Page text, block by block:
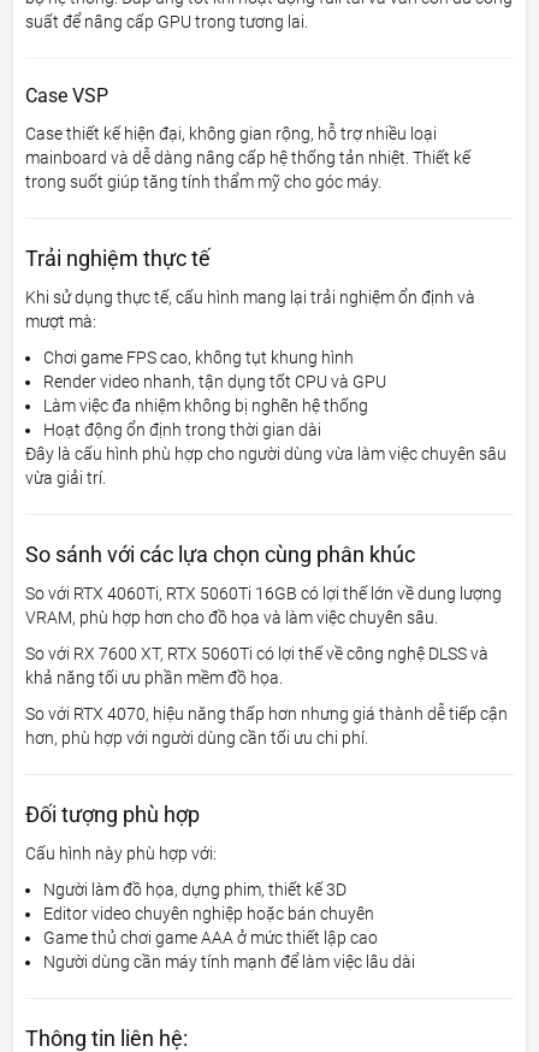
suất để nâng cấp GPU trong tương lai.
Case VSP
Case thiết kế hiện đại, không gian rộng, hỗ trợ nhiều loại
mainboard và dễ dàng nâng cấp hệ thống tản nhiệt. Thiết kế
trong suốt giúp tăng tính thẩm mỹ cho góc máy.
Trải nghiệm thực tế
Khi sử dụng thực tế, cấu hình mang lại trải nghiệm ổn định và
mượt mà:
Chơi game FPS cao, không tụt khung hình
Render video nhanh, tận dụng tốt CPU và GPU
Làm việc đa nhiệm không bị nghẽn hệ thống
Hoạt động ổn định trong thời gian dài
Đây là cấu hình phù hợp cho người dùng vừa làm việc chuyên sâu
vừa giải trí.
So sánh với các lựa chọn cùng phân khúc
So với RTX 4060Ti, RTX 5060Ti 16GB có lợi thế lớn về dung lượng
VRAM, phù hợp hơn cho đồ họa và làm việc chuyên sâu.
So với RX 7600 XT, RTX 5060Ti có lợi thế về công nghệ DLSS và
khả năng tối ưu phần mềm đồ họa.
So với RTX 4070, hiệu năng thấp hơn nhưng giá thành dễ tiếp cận
hơn, phù hợp với người dùng cần tối ưu chi phí.
Đối tượng phù hợp
Cấu hình này phù hợp với:
Người làm đồ họa, dựng phim, thiết kế 3D
Editor video chuyên nghiệp hoặc bán chuyên
Game thủ chơi game AAA ở mức thiết lập cao
Người dùng cần máy tính mạnh để làm việc lâu dài
Thông tin liên hệ: